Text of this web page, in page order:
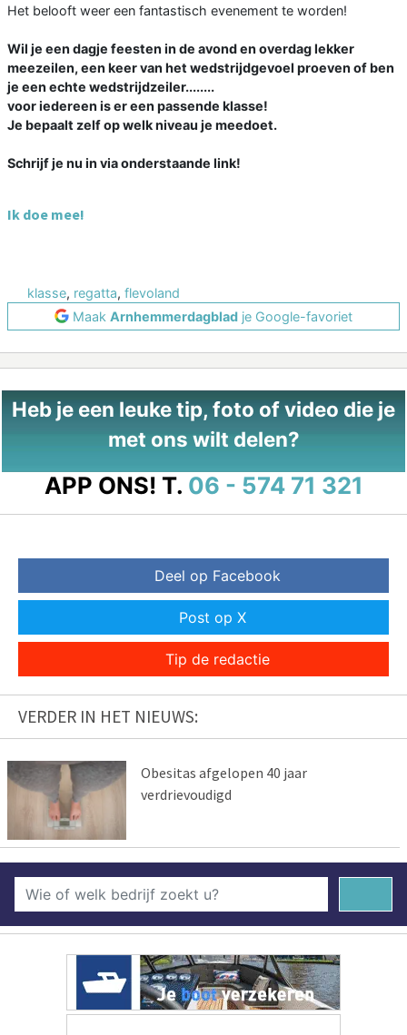
Het belooft weer een fantastisch evenement te worden!
Wil je een dagje feesten in de avond en overdag lekker
meezeilen, een keer van het wedstrijdgevoel proeven of ben
je een echte wedstrijdzeiler........
voor iedereen is er een passende klasse!
Je bepaalt zelf op welk niveau je meedoet.
Schrijf je nu in via onderstaande link!
Ik doe mee!
klasse, regatta, flevoland
Maak Arnhemmerdagblad je Google-favoriet
Heb je een leuke tip, foto of video die je
met ons wilt delen?
APP ONS! T. 06 - 574 71 321
Deel op Facebook
Post op X
Tip de redactie
VERDER IN HET NIEUWS:
Obesitas afgelopen 40 jaar
verdrievoudigd